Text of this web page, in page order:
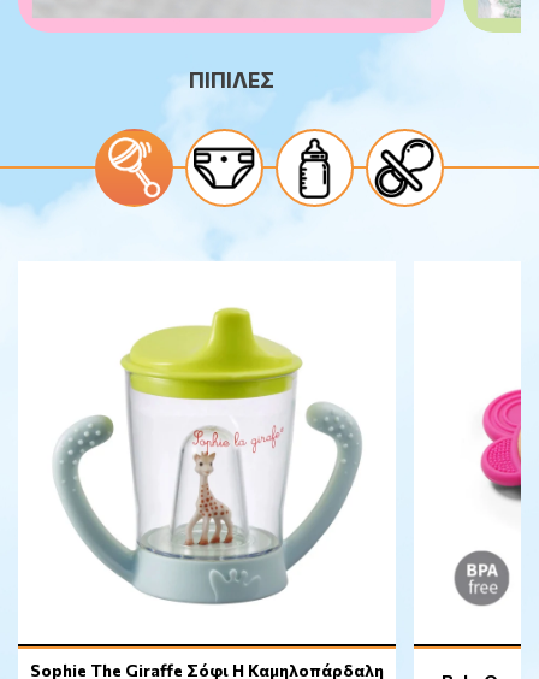
ΠΙΠΙΛΕΣ
Sophie The Giraffe Σόφι Η Καμηλοπάρδαλη